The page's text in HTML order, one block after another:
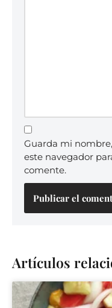
Guarda mi
este navegador
comente.
Artículos